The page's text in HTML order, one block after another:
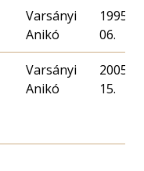
Varsányi
Anikó
1995.
06.
Varsányi
Anikó
2005.
15.